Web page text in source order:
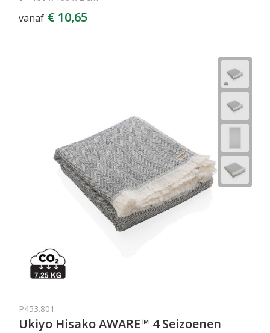
vanaf € 10,65
P453.801
Ukiyo Hisako AWARE™ 4 Seizoenen